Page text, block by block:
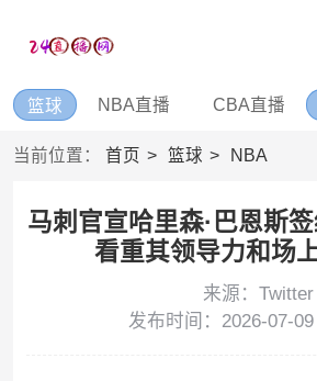
篮球 NBA直播 CBA直播
当前位置： 首页 篮球 NBA
马刺官宣哈里森·巴恩斯
看重其领导力和场
来源：Twitter
发布时间：2026-07-